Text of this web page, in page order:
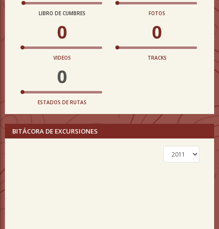
LIBRO DE CUMBRES FOTOS
0
VIDEOS
0
TRACKS
0
ESTADOS DE RUTAS
BITÁCORA DE EXCURSIONES